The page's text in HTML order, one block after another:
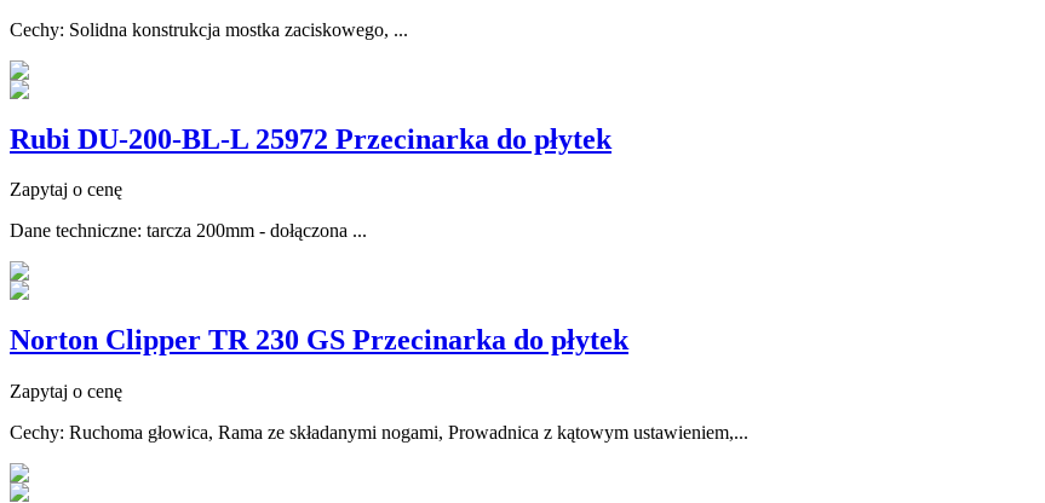
Cechy: Solidna konstrukcja mostka zaciskowego, ...
Rubi DU-200-BL-L 25972 Przecinarka do płytek
Zapytaj o cenę
Dane techniczne: tarcza 200mm - dołączona ...
Norton Clipper TR 230 GS Przecinarka do płytek
Zapytaj o cenę
Cechy: Ruchoma głowica, Rama ze składanymi nogami, Prowadnica z kątowym ustawieniem,...